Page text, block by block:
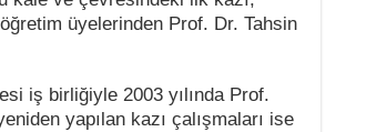
üyelerinden Prof. Dr. Tahsin
iş birliğiyle 2003 yılında Prof.
yapılan kazı çalışmaları ise